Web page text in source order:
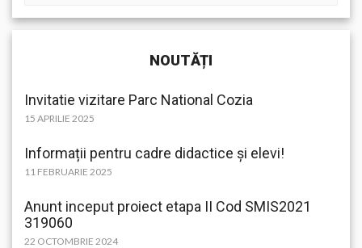
NOUTĂȚI
Invitatie vizitare Parc National Cozia
15 APRILIE 2025
Informații pentru cadre didactice și elevi!
11 FEBRUARIE 2025
Anunt inceput proiect etapa II Cod SMIS2021
319060
22 OCTOMBRIE 2024